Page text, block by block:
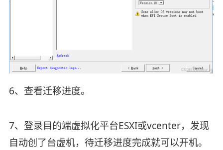
6、查看迁移进度。
7、登录目的端虚拟化平台ESXI或vcenter，发现
自动创了台虚机，待迁移进度完成就可以开机。